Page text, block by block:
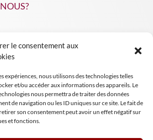
le consentement aux
expériences, nous utilisons des technologies telles
et/ou accéder aux informations des appareils. Le
nous permettra de traiter des données
de navigation ou les ID uniques sur ce site. Le fait de
son consentement peut avoir un effet négatif sur
et fonctions.